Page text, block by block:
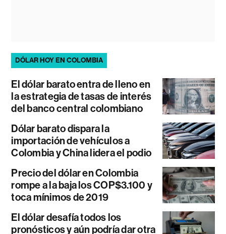
DÓLAR HOY EN COLOMBIA
El dólar barato entra de lleno en
la estrategia de tasas de interés
del banco central colombiano
Dólar barato dispara la
importación de vehículos a
Colombia y China lidera el podio
Precio del dólar en Colombia
rompe a la baja los COP$3.100 y
toca mínimos de 2019
El dólar desafía todos los
pronósticos y aún podría dar otra